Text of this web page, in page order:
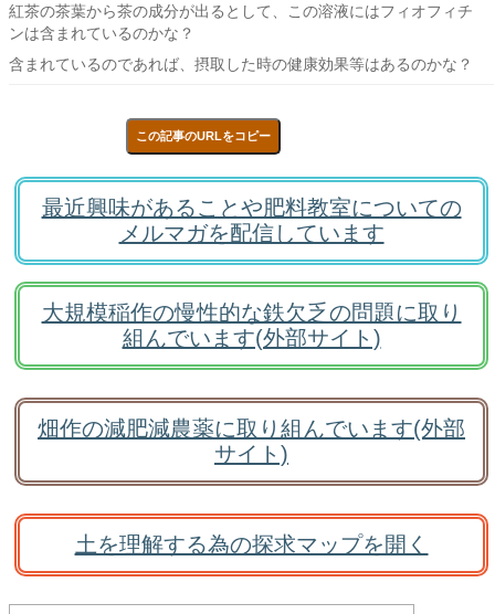
紅茶の茶葉から茶の成分が出るとして、この溶液にはフィオフィチ
ンは含まれているのかな？
含まれているのであれば、摂取した時の健康効果等はあるのかな？
この記事のURLをコピー
最近興味があることや肥料教室についての
メルマガを配信しています
大規模稲作の慢性的な鉄欠乏の問題に取り
組んでいます(外部サイト)
畑作の減肥減農薬に取り組んでいます(外部
サイト)
土を理解する為の探求マップを開く